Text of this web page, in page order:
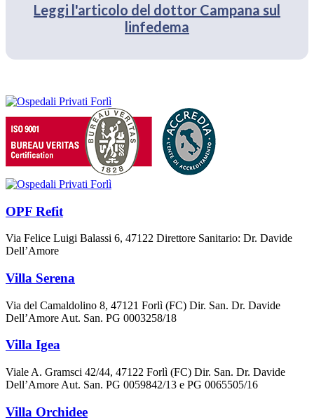
Leggi l'articolo del dottor Campana sul
linfedema
OPF Refit
Via Felice Luigi Balassi 6, 47122 Direttore Sanitario: Dr. Davide
Dell’Amore
Villa Serena
Via del Camaldolino 8, 47121 Forlì (FC) Dir. San. Dr. Davide
Dell’Amore Aut. San. PG 0003258/18
Villa Igea
Viale A. Gramsci 42/44, 47122 Forlì (FC) Dir. San. Dr. Davide
Dell’Amore Aut. San. PG 0059842/13 e PG 0065505/16
Villa Orchidee